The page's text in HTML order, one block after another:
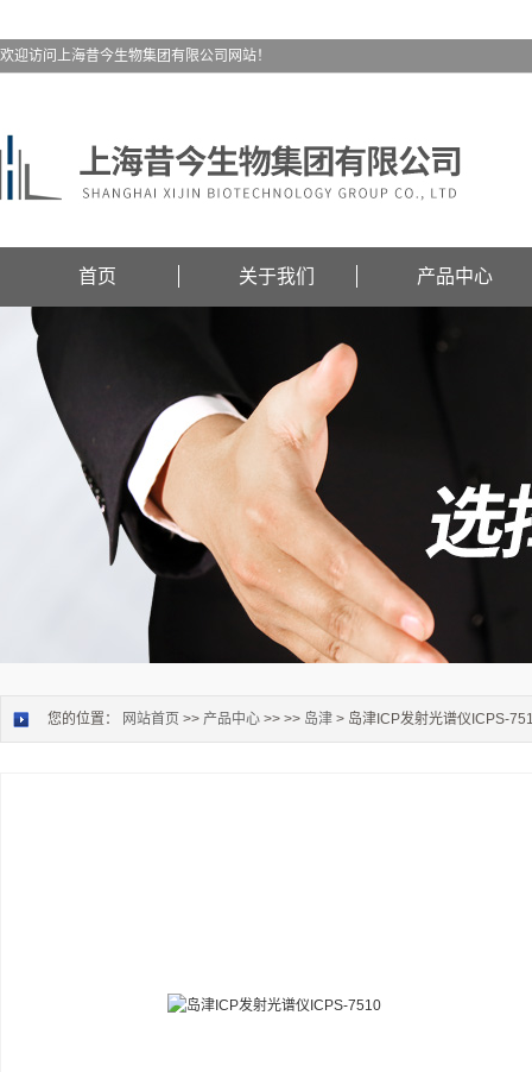
欢迎访问上海昔今生物集团有限公司网站！
首页 关于我们 产品中心
您的位置： 网站首页 >> 产品中心 >> >> 岛津 > 岛津ICP发射光谱仪ICPS-